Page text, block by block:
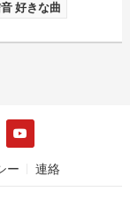
好きな曲
ー 連絡